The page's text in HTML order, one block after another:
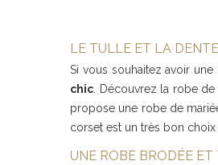
LE TULLE ET LA
Si vous souhaitez avoir
chic. Découvrez la robe de
propose une robe de
corset est un très bon
UNE ROBE BRODÉE